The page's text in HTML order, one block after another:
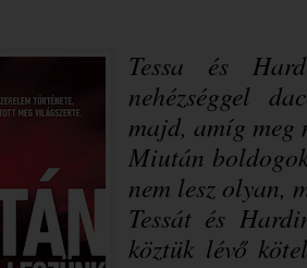
Tessa és
nehézséggel
majd, amíg
Miután
nem lesz olyan,
Tessát és
köztük lévő